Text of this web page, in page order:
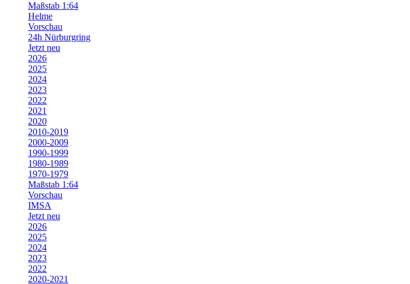
Maßstab 1:64
Helme
Vorschau
24h Nürburgring
Jetzt neu
2026
2025
2024
2023
2022
2021
2020
2010-2019
2000-2009
1990-1999
1980-1989
1970-1979
Maßstab 1:64
Vorschau
IMSA
Jetzt neu
2026
2025
2024
2023
2022
2020-2021